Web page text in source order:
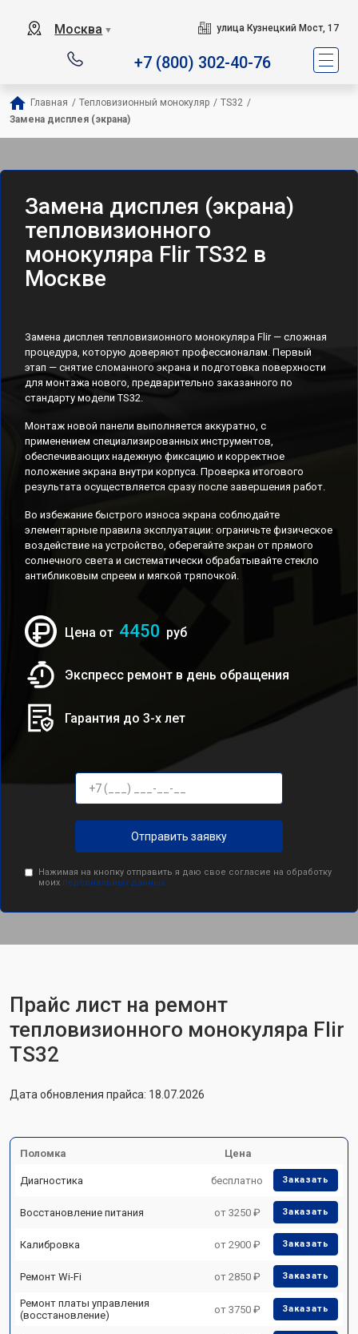
Москва ▼ улица Кузнецкий Мост, 17
+7 (800) 302-40-76
Главная / Тепловизионный монокуляр / TS32 /
Замена дисплея (экрана)
Замена дисплея (экрана)
тепловизионного
монокуляра Flir TS32 в
Москве
Замена дисплея тепловизионного монокуляра Flir — сложная
процедура, которую доверяют профессионалам. Первый
этап — снятие сломанного экрана и подготовка поверхности
для монтажа нового, предварительно заказанного по
стандарту модели TS32.
Монтаж новой панели выполняется аккуратно, с
применением специализированных инструментов,
обеспечивающих надежную фиксацию и корректное
положение экрана внутри корпуса. Проверка итогового
результата осуществляется сразу после завершения работ.
Во избежание быстрого износа экрана соблюдайте
элементарные правила эксплуатации: ограничьте физическое
воздействие на устройство, оберегайте экран от прямого
солнечного света и систематически обрабатывайте стекло
антибликовым спреем и мягкой тряпочкой.
Цена от 4450 руб
Экспресс ремонт в день обращения
Гарантия до 3-х лет
Отправить заявку
Нажимая на кнопку отправить я даю свое согласие на обработку
моих персональных данных.
Прайс лист на ремонт
тепловизионного монокуляра Flir
TS32
Дата обновления прайса: 18.07.2026
Поломка Цена
Диагностика бесплатно Заказать
Восстановление питания от 3250 ₽ Заказать
Калибровка от 2900 ₽ Заказать
Ремонт Wi-Fi от 2850 ₽ Заказать
Ремонт платы управления
(восстановление)
от 3750 ₽ Заказать